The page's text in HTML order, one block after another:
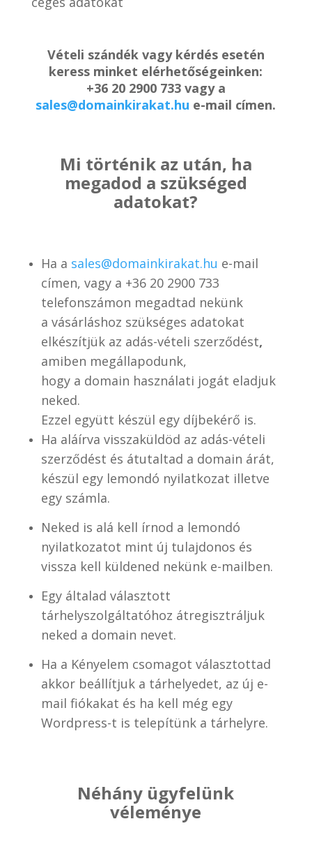
Vételi szándék vagy kérdés esetén
keress minket elérhetőségeinken:
+36 20 2900 733 vagy a
sales@domainkirakat.hu e-mail címen.
Mi történik az után, ha
megadod a szükséged
adatokat?
Ha a sales@domainkirakat.hu e-mail
címen, vagy a +36 20 2900 733
telefonszámon megadtad nekünk
a vásárláshoz szükséges adatokat
elkészítjük az adás-vételi szerződést,
amiben megállapodunk,
hogy a domain használati jogát eladjuk
neked.
Ezzel együtt készül egy díjbekérő is.
Ha aláírva visszaküldöd az adás-vételi
szerződést és átutaltad a domain árát,
készül egy lemondó nyilatkozat illetve
egy számla.
Neked is alá kell írnod a lemondó
nyilatkozatot mint új tulajdonos és
vissza kell küldened nekünk e-mailben.
Egy általad választott
tárhelyszolgáltatóhoz átregisztráljuk
neked a domain nevet.
Ha a Kényelem csomagot választottad
akkor beállítjuk a tárhelyedet, az új e-
mail fiókakat és ha kell még egy
Wordpress-t is telepítünk a tárhelyre.
Néhány ügyfelünk
véleménye